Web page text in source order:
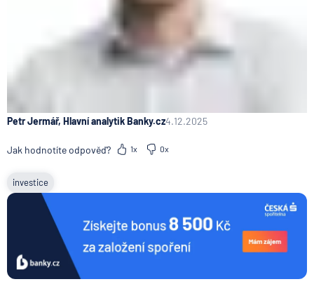
Petr Jermář, Hlavní analytik Banky.cz4.12.2025
Jak hodnotíte odpověď? 1x 0x
investice